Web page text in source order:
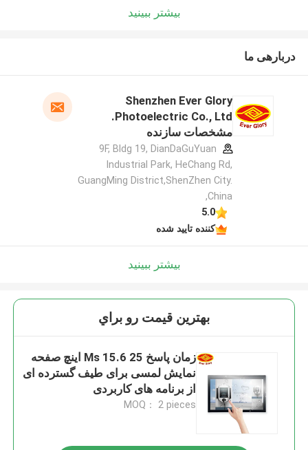
بیشتر ببینید
دربارهی ما
Shenzhen Ever Glory
Photoelectric Co., Ltd.
مشخصات سازنده
9F, Bldg 19, DianDaGuYuan
Industrial Park, HeChang Rd,
GuangMing District,ShenZhen City.
,China
5.0
کننده تایید شده
بیشتر ببینید
بهترين قيمت رو براي
زمان پاسخ 25 Ms 15.6 اینچ صفحه
نمایش لمسی برای طیف گسترده ای
از برنامه های کاربردی
MOQ： 2 pieces